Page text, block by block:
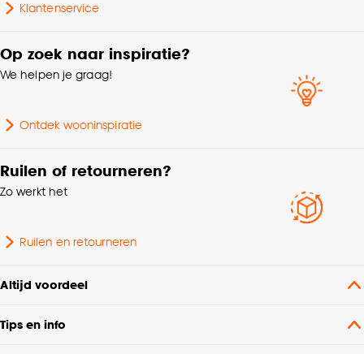
Klantenservice
Op zoek naar inspiratie?
We helpen je graag!
Ontdek wooninspiratie
Ruilen of retourneren?
Zo werkt het
Ruilen en retourneren
Altijd voordeel
Tips en info